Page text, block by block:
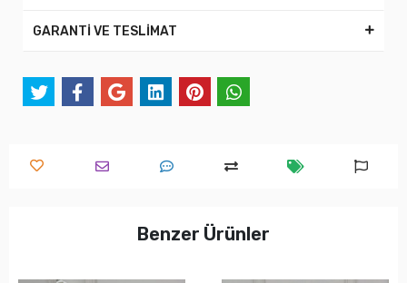
GARANTİ VE TESLİMAT
Benzer Ürünler